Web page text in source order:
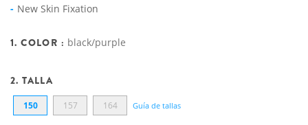
New Skin Fixation
1. COLOR : black/purple
2. TALLA
150 157 164 Guía de tallas